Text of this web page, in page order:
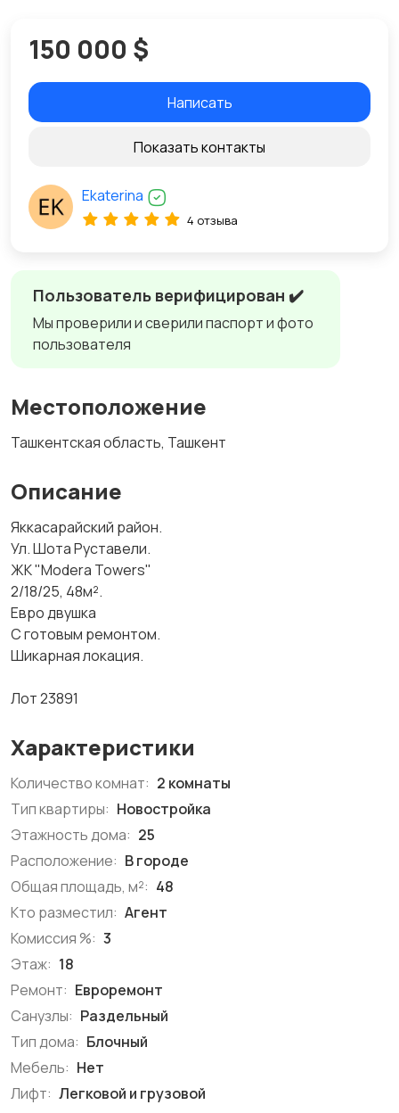
Пользователь верифицирован ✔️
Мы проверили и сверили паспорт и фото
пользователя
Местоположение
Ташкентская область, Ташкент
Описание
Яккасарайский район.
Ул. Шота Руставели.
ЖК "Modera Towers"
2/18/25, 48м².
Евро двушка
С готовым ремонтом.
Шикарная локация.
Лот 23891
Характеристики
Количество комнат: 2 комнаты
Тип квартиры: Новостройка
Этажность дома: 25
Расположение: В городе
Общая площадь, м²: 48
Кто разместил: Агент
Комиссия %: 3
Этаж: 18
Ремонт: Евроремонт
Санузлы: Раздельный
Тип дома: Блочный
Мебель: Нет
Лифт: Легковой и грузовой
150 000 $
Написать
Показать контакты
Ekaterina
4 отзыва